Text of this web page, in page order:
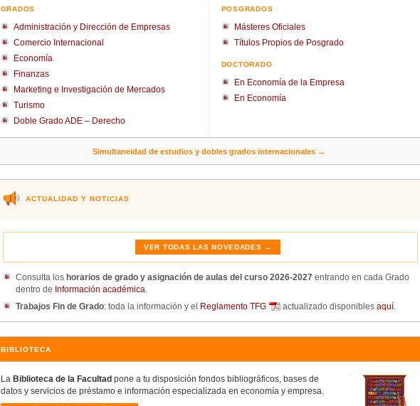
GRADOS
Administración y Dirección de Empresas
Comercio Internacional
Economía
Finanzas
Marketing e Investigación de Mercados
Turismo
Doble Grado ADE – Derecho
POSGRADOS
Másteres Oficiales
Títulos Propios de Posgrado
DOCTORADO
En Economía de la Empresa
En Economía
Simultaneidad de estudios y dobles grados internacionales →
ACTUALIDAD Y NOTICIAS
VER TODAS LAS NOVEDADES →
Consulta los horarios de grado y asignación de aulas del curso 2026-2027entrando en cada Grado
dentro de Información académica
Trabajos Fin de Grado: toda la información y el Reglamento TFG actualizado disponibles aquí.
BIBLIOTECA
La Biblioteca de la Facultad pone a tu disposición fondos bibliográficos, bases de
datos y servicios de préstamo e información especializada en economía y empresa.